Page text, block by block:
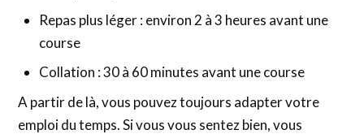
Repas plus léger : environ 2 à 3 heures avant une
course
Collation : 30 à 60 minutes avant une course
A partir de là, vous pouvez toujours adapter votre
emploi du temps. Si vous vous sentez bien, vous